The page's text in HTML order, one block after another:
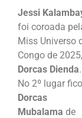
Jessi
foi coroada
Miss Universo
Congo de 2025,
Dorcas Dienda.
No 2º lugar
Dorcas
Mubalama de